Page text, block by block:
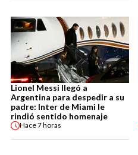
Lionel Messi llegó a
Argentina para despedir a su
padre: Inter de Miami le
rindió sentido homenaje
Hace7 horas